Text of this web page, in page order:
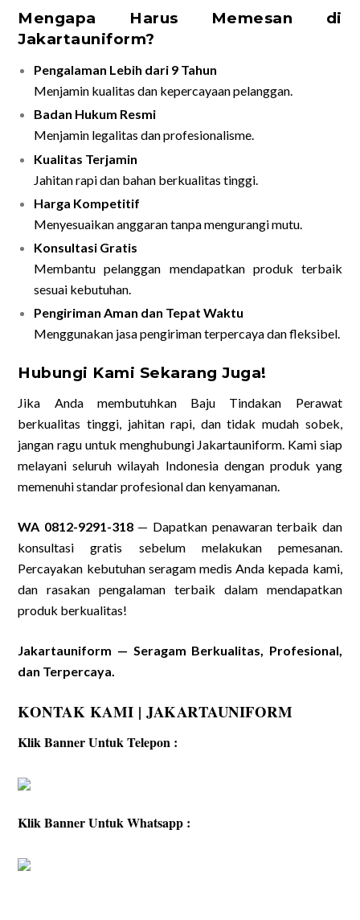
Mengapa Harus Memesan di
Jakartauniform?
Pengalaman Lebih dari 9 Tahun
Menjamin kualitas dan kepercayaan pelanggan.
Badan Hukum Resmi
Menjamin legalitas dan profesionalisme.
Kualitas Terjamin
Jahitan rapi dan bahan berkualitas tinggi.
Harga Kompetitif
Menyesuaikan anggaran tanpa mengurangi mutu.
Konsultasi Gratis
Membantu pelanggan mendapatkan produk terbaik
sesuai kebutuhan.
Pengiriman Aman dan Tepat Waktu
Menggunakan jasa pengiriman terpercaya dan fleksibel.
Hubungi Kami Sekarang Juga!
Jika Anda membutuhkan Baju Tindakan Perawat
berkualitas tinggi, jahitan rapi, dan tidak mudah sobek,
jangan ragu untuk menghubungi Jakartauniform. Kami siap
melayani seluruh wilayah Indonesia dengan produk yang
memenuhi standar profesional dan kenyamanan.
WA 0812-9291-318— Dapatkan penawaran terbaik dan
konsultasi gratis sebelum melakukan pemesanan.
Percayakan kebutuhan seragam medis Anda kepada kami,
dan rasakan pengalaman terbaik dalam mendapatkan
produk berkualitas!
Jakartauniform — Seragam Berkualitas, Profesional,
dan Terpercaya.
KONTAK KAMI | JAKARTAUNIFORM
Klik Banner Untuk Telepon :
Klik Banner Untuk Whatsapp :